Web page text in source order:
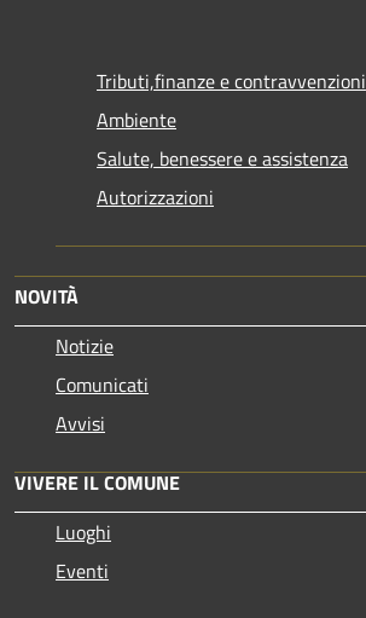
Tributi,finanze e contravvenzioni
Ambiente
Salute, benessere e assistenza
Autorizzazioni
NOVITÀ
Notizie
Comunicati
Avvisi
VIVERE IL COMUNE
Luoghi
Eventi